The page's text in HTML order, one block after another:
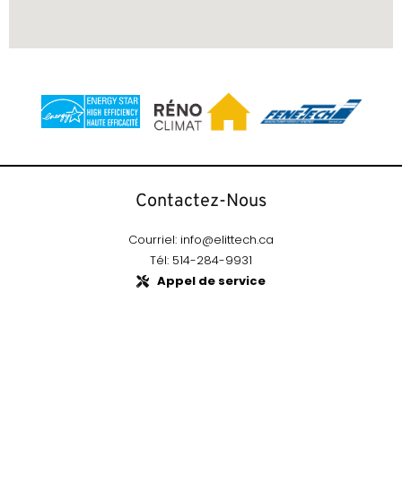
Contactez-Nous
Courriel: info@elittech.ca
Tél: 514-284-9931
Appel de service